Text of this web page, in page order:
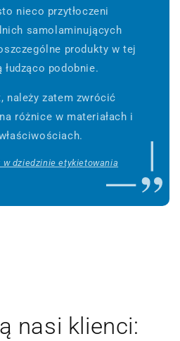
nieco przytłoczeni
samolaminujących
produkty w tej
podobnie.
należy zatem zwrócić
różnice w materiałach i
w dziedzinie etykietowania
nasi klienci: